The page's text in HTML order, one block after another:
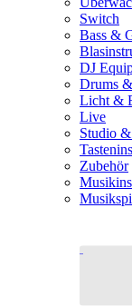
Switch
Bass &
DJ
Drums
Licht &
Live
Studio
Zubehör